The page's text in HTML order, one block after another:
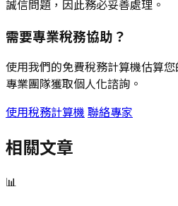
誠信問題，因此務必妥善處理。
需要專業稅務協助？
使用我們的免費稅務計算機估算
專業團隊獲取個人化諮詢。
使用稅務計算機 聯絡專家
相關文章
📊